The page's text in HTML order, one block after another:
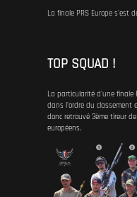
La finale PRS Europe s'est
TOP SQUAD !
La particularité d'une finale
dans l'ordre du classement
donc retrouvé 3ème tireur
européens.